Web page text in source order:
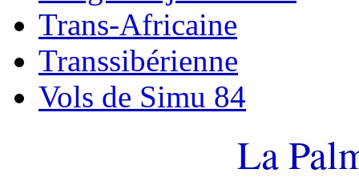
Trans-Africaine
Transsibérienne
Vols de Simu 84
La